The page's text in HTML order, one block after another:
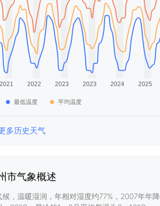
最低温度 平均温度
多历史天气
市气象概述
，温暖湿润，年相对湿度约77%，2007年年降